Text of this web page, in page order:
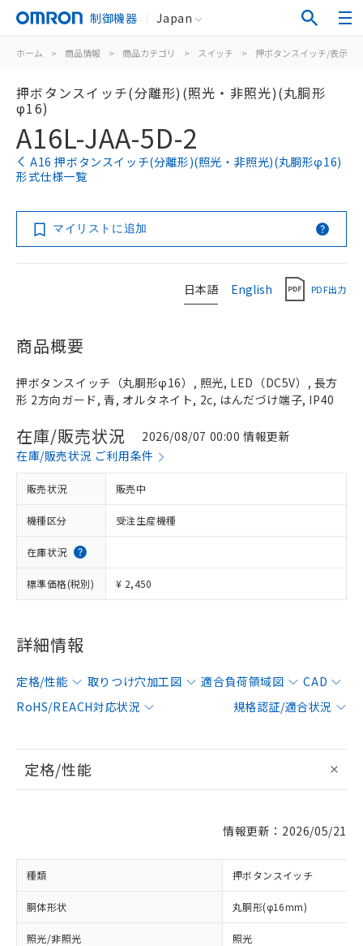
制御機器 Japan
ホーム > 商品情報 > 商品カテゴリ > スイッチ > 押ボタンスイッチ/表示灯
押ボタンスイッチ(分離形)(照光・非照光)(丸胴形
φ16)
A16L-JAA-5D-2
A16 押ボタンスイッチ(分離形)(照光・非照光)(丸胴形φ16)
形式仕様一覧
マイリストに追加
日本語 English PDF出力
商品概要
押ボタンスイッチ（丸胴形φ16）, 照光, LED（DC5V）, 長方
形 2方向ガード, 青, オルタネイト, 2c, はんだづけ端子, IP40
在庫/販売状況
2026/08/07 00:00 情報更新
在庫/販売状況 ご利用条件
販売状況 販売中
機種区分 受注生産機種
在庫状況
標準価格(税別) ¥ 2,450
詳細情報
定格/性能 取りつけ穴加工図 適合負荷領域図
CAD
RoHS/REACH対応状況
規格認証/適合状況
定格/性能
情報更新：2026/05/21
種類 押ボタンスイッチ
胴体形状 丸胴形(φ16mm)
照光/非照光 照光